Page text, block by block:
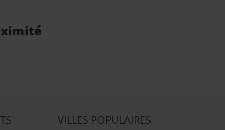
VILLES POPULAIRES